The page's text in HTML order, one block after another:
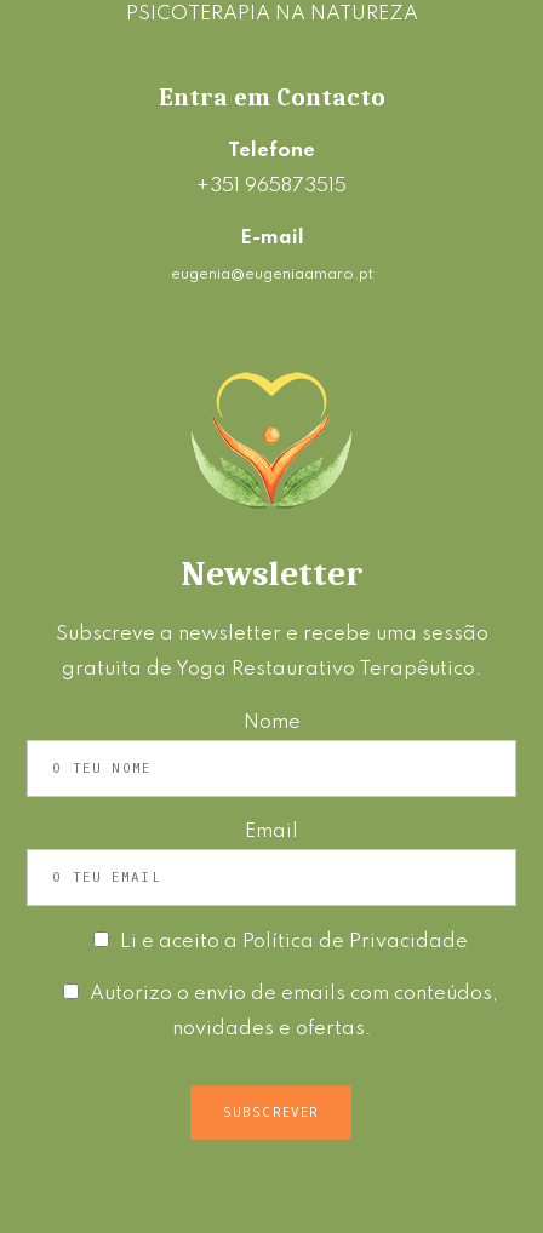
PSICOTERAPIA NA NATUREZA
Entra em Contacto
Telefone
+351 965873515
E-mail
eugenia@eugeniaamaro.pt
Newsletter
Subscreve a newsletter e recebe uma sessão
gratuita de Yoga Restaurativo Terapêutico.
Nome
Email
Li e aceito a Política de Privacidade
Autorizo o envio de emails com conteúdos,
novidades e ofertas.